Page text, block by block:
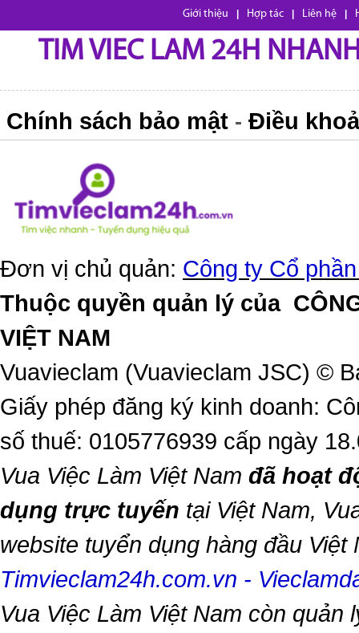
Giới thiệu Hợp tác Liên hệ
TIM VIEC LAM 24H
Chính sách bảo mật - Điều
Đơn vị chủ quản: Công ty Cổ
Thuộc quyền quản lý của
VIỆT NAM
Vuavieclam (Vuavieclam JSC) ©
Giấy phép đăng ký kinh doanh:
số thuế: 0105776939 cấp ngày
Vua Việc Làm Việt Nam đã hoạt
dụng trực tuyến tại Việt Nam,
website tuyển dụng hàng đầu
Timvieclam24h.com.vn -
Vua Việc Làm Việt Nam còn quản